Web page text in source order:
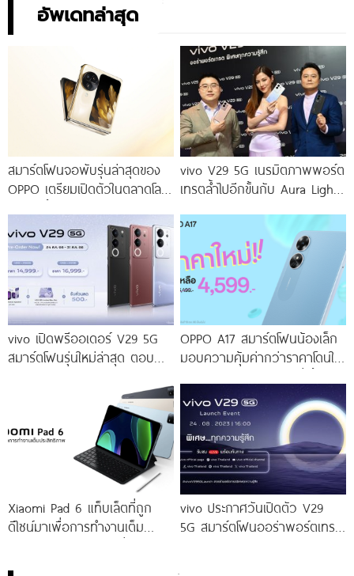
อัพเดทล่าสุด
สมาร์ตโฟนจอพับรุ่นล่าสุดของ
OPPO เตรียมเปิดตัวในตลาดโลก
vivo V29 5G เนรมิตภาพพอร์ต
เทรตล้ำไปอีกขั้นกับ Aura Light
โดดเด่นด้วยสุนทรียศาสตร์แห่ง
vivo เปิดพรีออเดอร์ V29 5G
สมาร์ตโฟนรุ่นใหม่ล่าสุด ตอบ
ราคาเริ่มต้นเพียง 14,999 บาท
จัดเต็มกับโปรโมชันพิเศษก่อนใคร
OPPO A17 สมาร์ตโฟนน้องเล็ก
มอบความคุ้มค่ากว่าราคาโดนใจ
ราคาใหม่เพียง 4,599 บาท
เท่านั้น!
Xiaomi Pad 6 แท็บเล็ตที่ถูก
ดีไซน์มาเพื่อการทำงานเต็ม
vivo ประกาศวันเปิดตัว V29
5G สมาร์ตโฟนออร่าพอร์ตเทร